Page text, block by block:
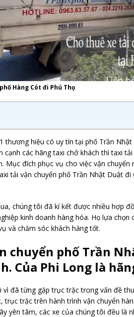
Hàng Cót đi Phú Thọ
thương hiệu có uy tín tại phố Trần
cạnh các hãng taxi chở khách thì taxi
Mục đích phục vụ cho việc vận chuyển
tải vận chuyển phố Trần Nhật Duật
chúng tôi đã kí kết được nhiều hợp
kinh doanh hàng hóa. Họ lựa chọn
và chăm sóc khách hàng tốt.
chuyển phố Trần
Của Phi Long là
vì đã từng gặp trục trặc trong vấn đề
trục trặc trên hành trình vận chuyển
yên tâm, các xe của chúng tôi đều là